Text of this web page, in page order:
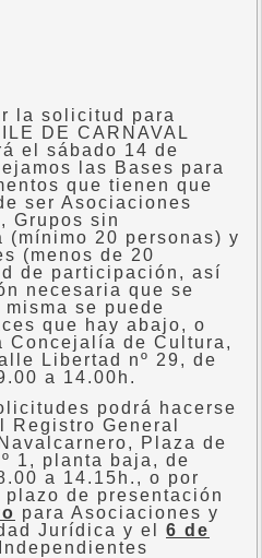
la solicitud para
DE CARNAVAL
el sábado 14 de
las Bases para
que tienen que
ser Asociaciones
Grupos sin
20 personas) y
(menos de 20
de participación, así
necesaria que se
se puede
que hay abajo, o
Concejalía de Cultura,
Libertad nº 29, de
a 14.00h.
podrá hacerse
Registro General
Plaza de
1, planta baja, de
a 14.15h., o por
de presentación
para Asociaciones y
Jurídica y el 6 de